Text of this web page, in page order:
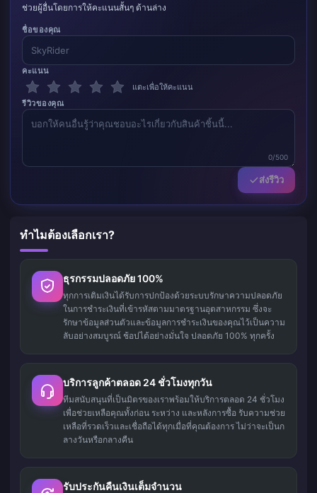
ช่วยผู้อื่นโดยการให้คะแนนสั้นๆ ด้านล่าง
ชื่อของคุณ
คะแนน
แตะเพื่อให้คะแนน
รีวิวของคุณ
0/500
ส่งรีวิว
ทำไมต้องเลือกเรา?
ธุรกรรมปลอดภัย 100%
ทุกการเติมเงินได้รับการปกป้องด้วยระบบรักษาความปลอดภัย
ในการชำระเงินที่เข้ารหัสตามมาตรฐานอุตสาหกรรม ซึ่งจะ
รักษาข้อมูลส่วนตัวและข้อมูลการชำระเงินของคุณไว้เป็นความ
ลับอย่างสมบูรณ์ ช้อปได้อย่างมั่นใจ ปลอดภัย 100% ทุกครั้ง
บริการลูกค้าตลอด 24 ชั่วโมงทุกวัน
ทีมสนับสนุนที่เป็นมิตรของเราพร้อมให้บริการตลอด 24 ชั่วโมง
เพื่อช่วยเหลือคุณทั้งก่อน ระหว่าง และหลังการซื้อ รับความช่วย
เหลือที่รวดเร็วและเชื่อถือได้ทุกเมื่อที่คุณต้องการ ไม่ว่าจะเป็นก
ลางวันหรือกลางคืน
รับประกันคืนเงินเต็มจำนวน